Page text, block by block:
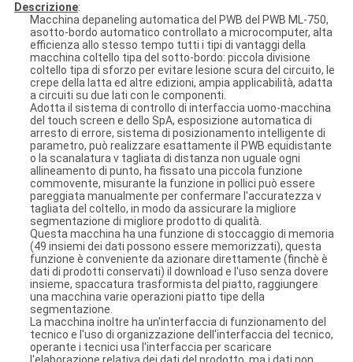
Descrizione:
Macchina depaneling automatica del PWB del PWB ML-750,
asotto-bordo automatico controllato a microcomputer, alta
efficienza allo stesso tempo tutti i tipi di vantaggi della
macchina coltello tipa del sotto-bordo: piccola divisione
coltello tipa di sforzo per evitare lesione scura del circuito, le
crepe della latta ed altre edizioni, ampia applicabilità, adatta
a circuiti su due lati con le componenti.
Adotta il sistema di controllo di interfaccia uomo-macchina
del touch screen e dello SpA, esposizione automatica di
arresto di errore, sistema di posizionamento intelligente di
parametro, può realizzare esattamente il PWB equidistante
o la scanalatura v tagliata di distanza non uguale ogni
allineamento di punto, ha fissato una piccola funzione
commovente, misurante la funzione in pollici può essere
pareggiata manualmente per confermare l'accuratezza v
tagliata del coltello, in modo da assicurare la migliore
segmentazione di migliore prodotto di qualità.
Questa macchina ha una funzione di stoccaggio di memoria
(49 insiemi dei dati possono essere memorizzati), questa
funzione è conveniente da azionare direttamente (finchè è
dati di prodotti conservati) il download e l'uso senza dovere
insieme, spaccatura trasformista del piatto, raggiungere
una macchina varie operazioni piatto tipe della
segmentazione.
La macchina inoltre ha un'interfaccia di funzionamento del
tecnico e l'uso di organizzazione dell'interfaccia del tecnico,
operante i tecnici usa l'interfaccia per scaricare